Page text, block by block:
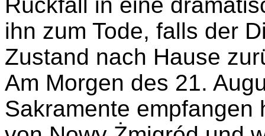
ihn zum Tode, falls der
Zustand nach Hause
Am Morgen des 21.
Sakramente empfangen